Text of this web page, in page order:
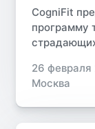
CogniFit
программу
26 февраля
Москва